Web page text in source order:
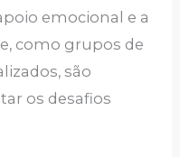
emocional e a
como grupos de
são
os desafios